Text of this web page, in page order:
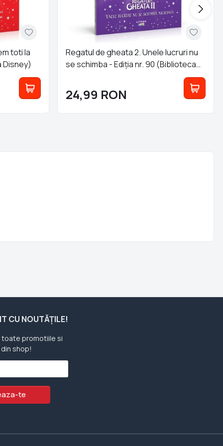
toti la
Disney)
Regatul de gheata 2. Unele lucruri nu
se schimba - Ediția nr. 90 (Biblioteca
24,99 RON
CU NOUTĂȚILE!
toate promotiile si
shop!
te